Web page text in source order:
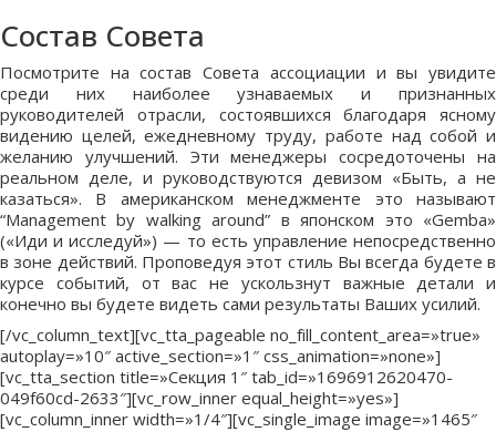
Состав Совета
Посмотрите на состав Совета ассоциации и вы увидите
среди них наиболее узнаваемых и признанных
руководителей отрасли, состоявшихся благодаря ясному
видению целей, ежедневному труду, работе над собой и
желанию улучшений. Эти менеджеры сосредоточены на
реальном деле, и руководствуются девизом «Быть, а не
казаться». В американском менеджменте это называют
“Management by walking around” в японском это «Gemba»
(«Иди и исследуй») — то есть управление непосредственно
в зоне действий. Проповедуя этот стиль Вы всегда будете в
курсе событий, от вас не ускользнут важные детали и
конечно вы будете видеть сами результаты Ваших усилий.
[/vc_column_text][vc_tta_pageable no_fill_content_area=»true»
autoplay=»10″ active_section=»1″ css_animation=»none»]
[vc_tta_section title=»Секция 1″ tab_id=»1696912620470-
049f60cd-2633″][vc_row_inner equal_height=»yes»]
[vc_column_inner width=»1/4″][vc_single_image image=»1465″